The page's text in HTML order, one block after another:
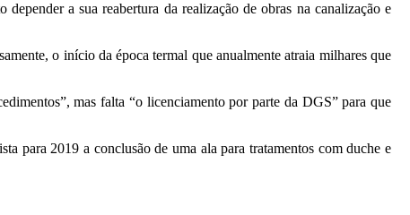
a sua reabertura da realização de obras na canalização e
o início da época termal que anualmente atraia milhares que
mas falta “o licenciamento por parte da DGS” para que
para 2019 a conclusão de uma ala para tratamentos com duche e